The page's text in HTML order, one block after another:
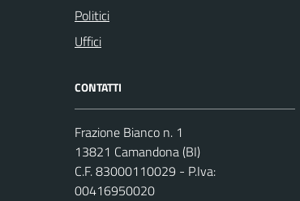
Politici
Uffici
CONTATTI
Frazione Bianco n. 1
13821 Camandona (BI)
C.F. 83000110029 - P.Iva:
00416950020